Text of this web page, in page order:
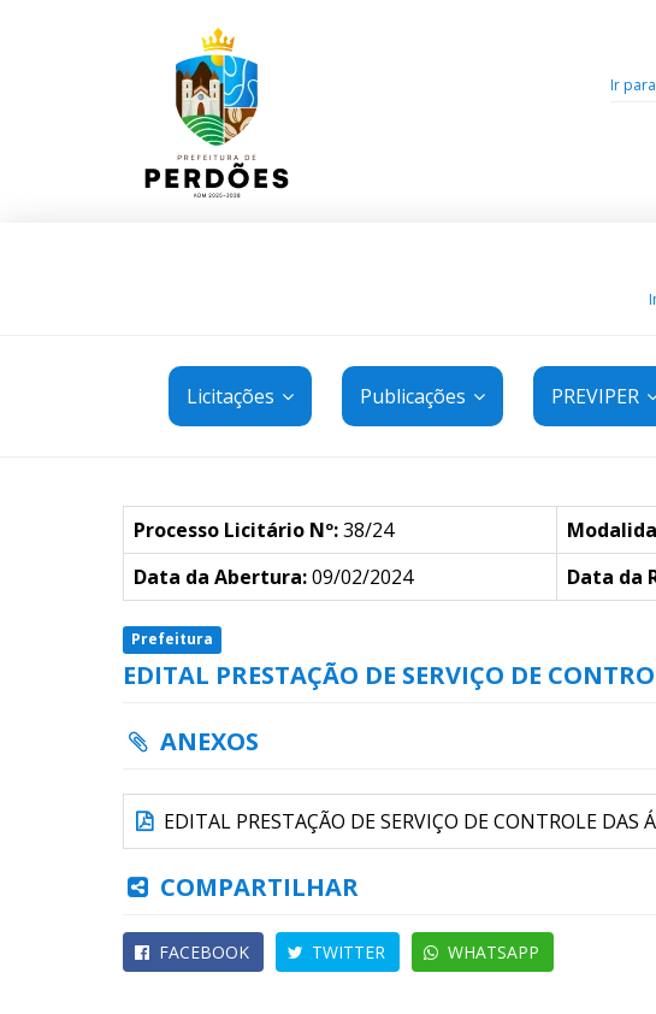
Ir
Licitações Publicações PREVIPER
Processo Licitário Nº:38/24
Data da Abertura:09/02/2024 Data da
Prefeitura
EDITAL PRESTAÇÃO DE SERVIÇO DE
ANEXOS
EDITAL PRESTAÇÃO DE SERVIÇO DE CONTROLE DAS
COMPARTILHAR
FACEBOOK TWITTER WHATSAPP